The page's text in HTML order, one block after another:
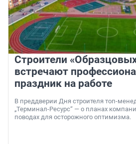
Строители
встречают
праздник на работе
В преддверии Дня строителя топ-
„Терминал-Ресурс“ — о планах
поводах для осторожного оптимизма.